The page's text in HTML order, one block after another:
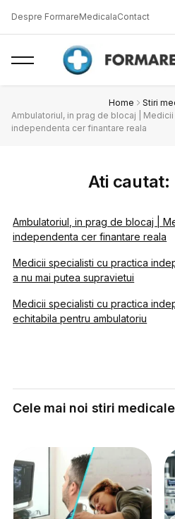
Despre FormareMedicalaContact
Home
Stiri
Ambulatoriul, in prag de blocaj |
independenta cer finantare reala
Ati cautat:
Ambulatoriul, in prag de blocaj |
independenta cer finantare reala
Medicii specialisti cu practica
a nu mai putea supravietui
Medicii specialisti cu practica
echitabila pentru ambulatoriu
Cele mai noi stiri